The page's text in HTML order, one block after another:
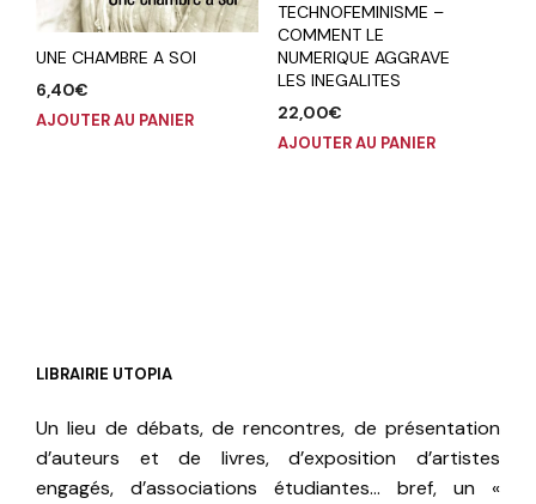
UNE CHAMBRE A SOI
6,40€
AJOUTER AU PANIER
TECHNOFEMINISME –
COMMENT LE
NUMERIQUE AGGRAVE
LES INEGALITES
22,00€
AJOUTER AU PANIER
LIBRAIRIE UTOPIA
Un lieu de débats, de rencontres, de présentation
d’auteurs et de livres, d’exposition d’artistes
engagés, d’associations étudiantes… bref, un «